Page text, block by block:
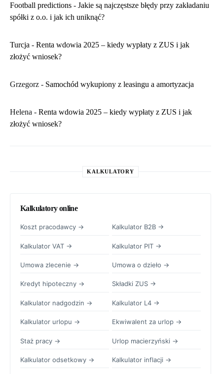
Football predictions - Jakie są najczęstsze błędy przy zakładaniu
spółki z o.o. i jak ich uniknąć?
Turcja - Renta wdowia 2025 – kiedy wypłaty z ZUS i jak
złożyć wniosek?
Grzegorz - Samochód wykupiony z leasingu a amortyzacja
Helena - Renta wdowia 2025 – kiedy wypłaty z ZUS i jak
złożyć wniosek?
KALKULATORY
Kalkulatory online
Koszt pracodawcy → Kalkulator B2B →
Kalkulator VAT → Kalkulator PIT →
Umowa zlecenie → Umowa o dzieło →
Kredyt hipoteczny → Składki ZUS →
Kalkulator nadgodzin → Kalkulator L4 →
Kalkulator urlopu → Ekwiwalent za urlop →
Staż pracy → Urlop macierzyński →
Kalkulator odsetkowy → Kalkulator inflacji →